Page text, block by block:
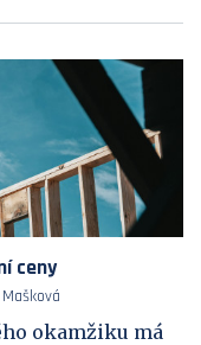
ceny
okamžiku má